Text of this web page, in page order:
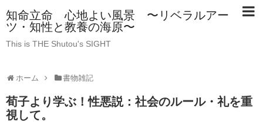
知命立命 心地よい風景 〜リベラルアー
ツ・知性と教養の海原〜
This is THE Shutou's SIGHT
ホーム 書物雑記
荀子より学ぶ！性悪説：社会のルール・礼を重
視して。